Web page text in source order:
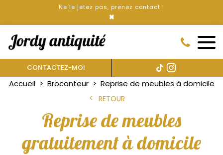
Ne le jetez pas, prenez contact !
×
CONTACTEZ-MOI
Accueil Brocanteur Reprise de meubles à domicile
RETOUR
Reprise de meubles
gratuitement à domicile